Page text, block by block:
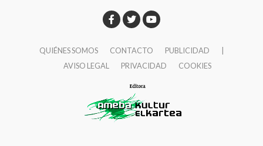
QUIÉNES SOMOS CONTACTO PUBLICIDAD
AVISO LEGAL
PRIVACIDAD COOKIES